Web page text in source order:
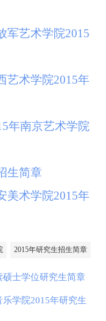
军艺术学院2015
艺术学院2015年
年南京艺术学院
生简章
美术学院2015年
2015年研究生招生简章
硕士学位研究生简章
学院2015年研究生